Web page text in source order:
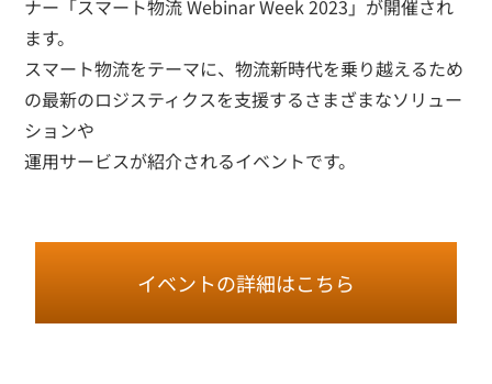
ナー「スマート物流 Webinar Week 2023」が開催され
ます。
スマート物流をテーマに、物流新時代を乗り越えるため
の最新のロジスティクスを支援するさまざまなソリュー
ションや
運用サービスが紹介されるイベントです。
イベントの詳細はこちら